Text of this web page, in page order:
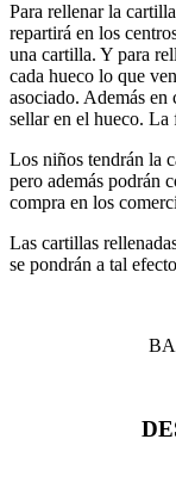
Para rellenar la
repartirá en los
una cartilla. Y para
cada hueco lo que
asociado. Además
sellar en el hueco. La
Los niños tendrán la
pero además podrán
compra en los
Las cartillas
se pondrán a tal